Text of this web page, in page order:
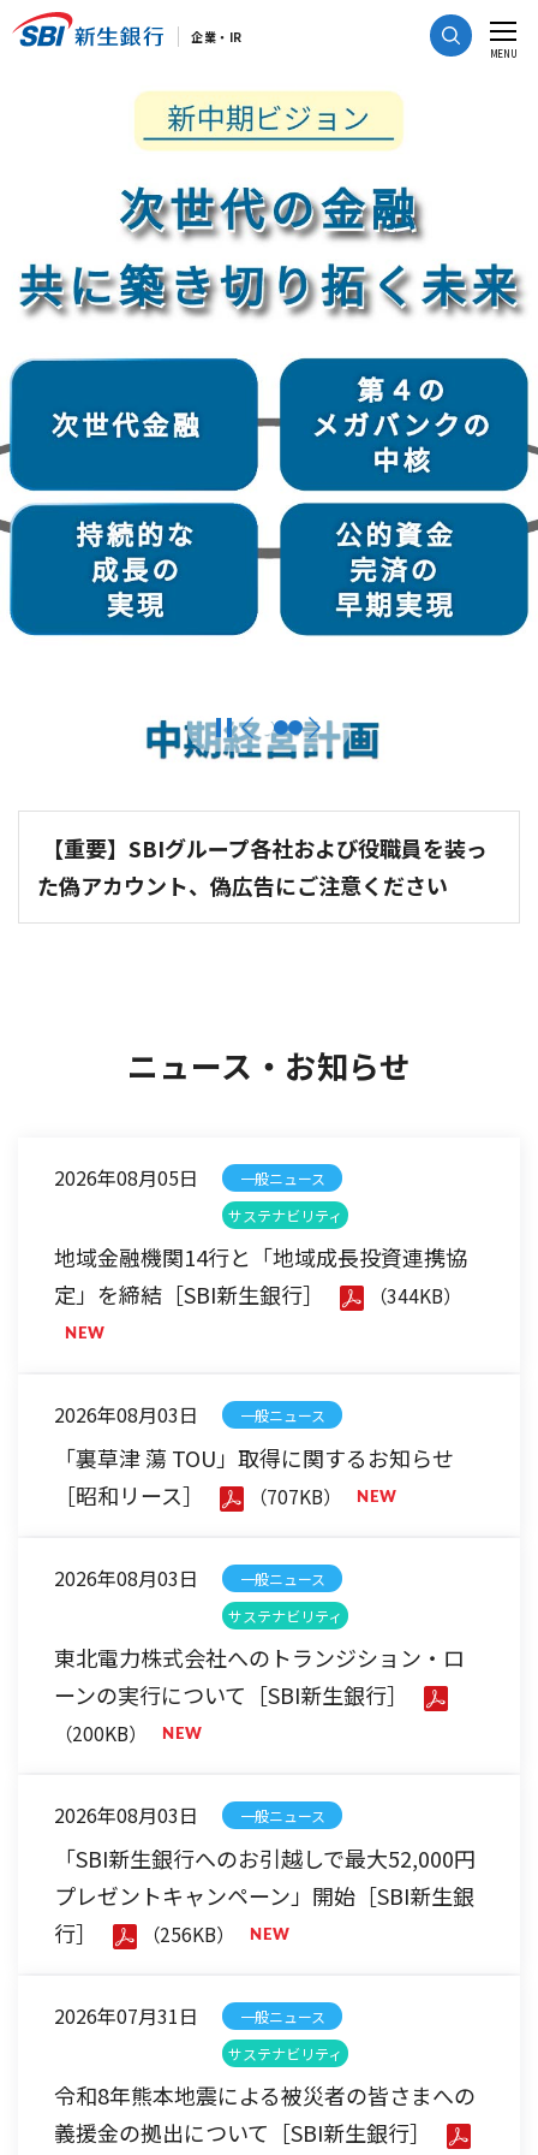
CLOSE
MENU
【重要】SBIグループ各社および役職員を装っ
た偽アカウント、偽広告にご注意ください
ニュース・お知らせ
2026年08月05日
一般ニュース
サステナビリティ
地域金融機関14行と「地域成長投資連携協
定」を締結［SBI新生銀行］
（344KB）
2026年08月03日 一般ニュース
「裏草津 蕩 TOU」取得に関するお知らせ
［昭和リース］
（707KB）
2026年08月03日
一般ニュース
サステナビリティ
東北電力株式会社へのトランジション・ロ
ーンの実行について［SBI新生銀行］
（200KB）
2026年08月03日 一般ニュース
「SBI新生銀行へのお引越しで最大52,000円
プレゼントキャンペーン」開始［SBI新生銀
行］
（256KB）
2026年07月31日
一般ニュース
サステナビリティ
令和8年熊本地震による被災者の皆さまへの
義援金の拠出について［SBI新生銀行］
企業・IR